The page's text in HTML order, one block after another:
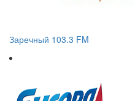
Заречный 103.3 FM